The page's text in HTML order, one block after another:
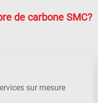
de carbone SMC?
sur mesure